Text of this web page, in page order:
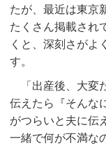
たが、最近は東京
たくさん掲載され
くと、深刻さがよ
す。
「出産後、大
伝えたら『そんな
がつらいと夫に伝
一緒で何が不満な